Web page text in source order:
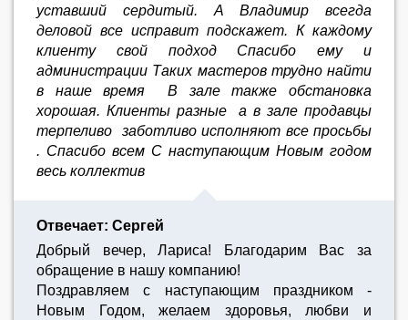
уставший сердитый. А Владимир всегда
деловой все исправит подскажет. К каждому
клиенту свой подход Спасибо ему и
администрации Таких мастеров трудно найти
в наше время В зале также обстановка
хорошая. Клиенты разные а в зале продавцы
терпеливо заботливо исполняют все просьбы
. Спасибо всем С наступающим Новым годом
весь коллектив
Отвечает: Сергей
Добрый вечер, Лариса! Благодарим Вас за
обращение в нашу компанию!
Поздравляем с наступающим праздником -
Новым Годом, желаем здоровья, любви и